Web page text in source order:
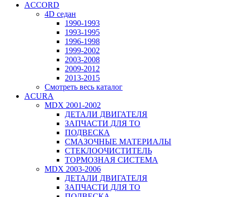
ACCORD
4D седан
1990-1993
1993-1995
1996-1998
1999-2002
2003-2008
2009-2012
2013-2015
Смотреть весь каталог
ACURA
MDX 2001-2002
ДЕТАЛИ ДВИГАТЕЛЯ
ЗАПЧАСТИ ДЛЯ ТО
ПОДВЕСКА
СМАЗОЧНЫЕ МАТЕРИАЛЫ
СТЕКЛООЧИСТИТЕЛЬ
ТОРМОЗНАЯ СИСТЕМА
MDX 2003-2006
ДЕТАЛИ ДВИГАТЕЛЯ
ЗАПЧАСТИ ДЛЯ ТО